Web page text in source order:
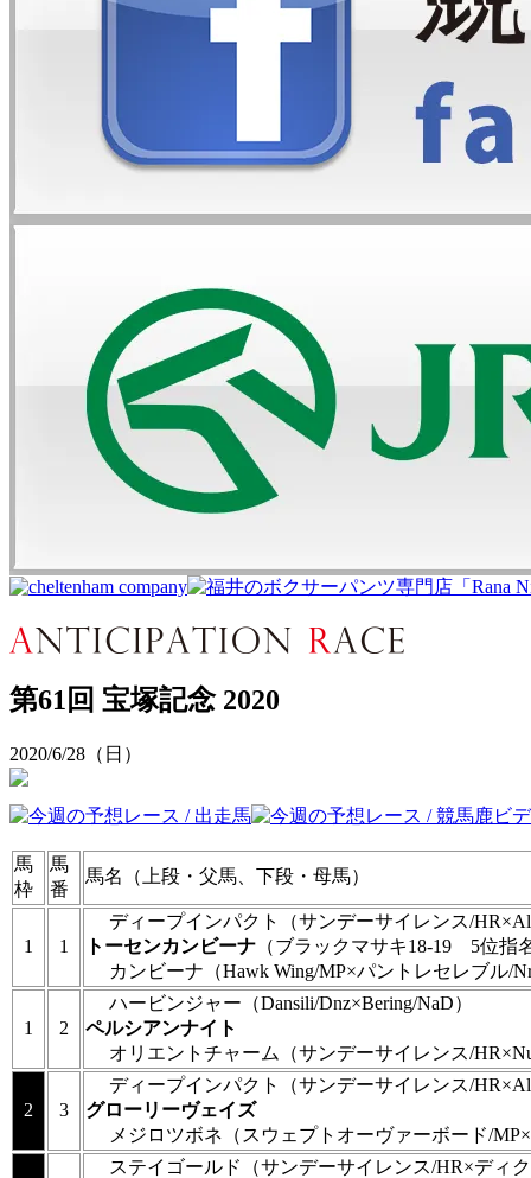
第61回 宝塚記念 2020
2020/6/28（日）
馬
枠
馬
番
馬名（上段・父馬、下段・母馬）
1 1
ディープインパクト
（サンデーサイレンス/
トーセンカンビーナ （ブラックマサキ18-19 5位指
カンビーナ （Hawk Wing/MP×パントレセレブル/
1 2
ハービンジャー （Dansili/Dnz×Bering/NaD）
ペルシアンナイト
オリエントチャーム
（サンデーサイレンス/
2 3
ディープインパクト
（サンデーサイレンス/
グローリーヴェイズ
メジロツボネ （スウェプトオーヴァーボード/
ステイゴールド
（サンデーサイレンス/HR×ディ